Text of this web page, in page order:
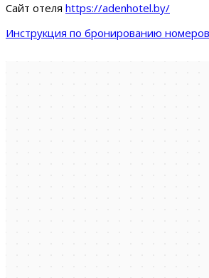
Сайт отеля https://adenhotel.by/
Инструкция по бронированию